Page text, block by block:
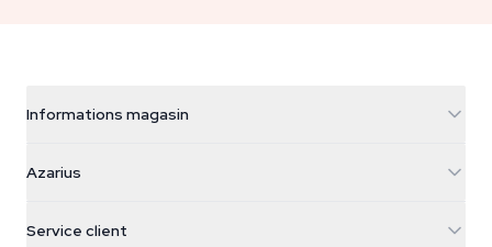
Informations magasin
Galvaniweg 11
Nederland
Azarius
Service client